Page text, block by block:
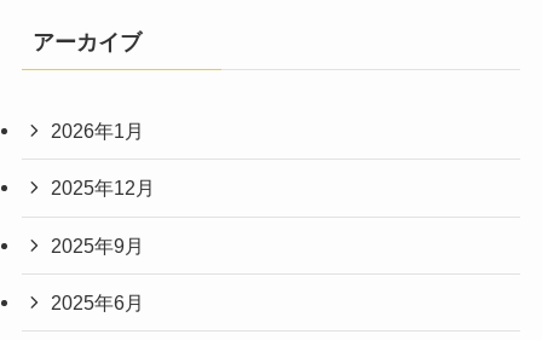
アーカイブ
2026年1月
2025年12月
2025年9月
2025年6月